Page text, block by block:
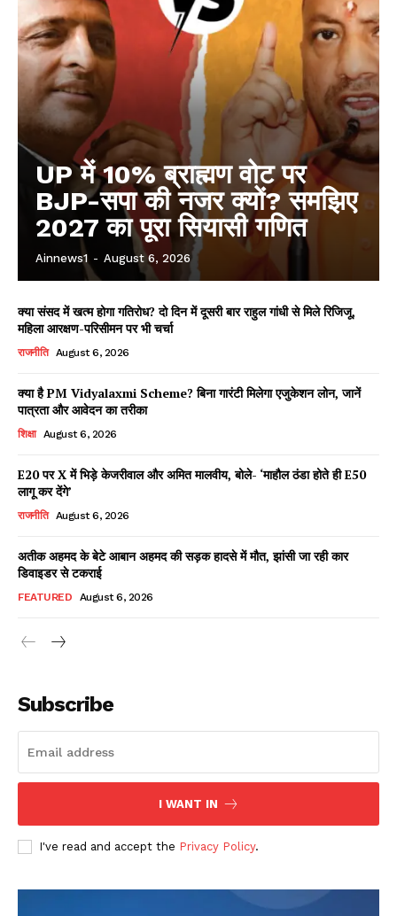
Facebook
Read Latest News on AIN
NEWS 1 App
UP में 10% ब्राह्मण वोट पर
BJP-सपा की नजर क्यों? समझिए
2027 का पूरा सियासी गणित
Ainnews1 - August 6, 2026
क्या संसद में खत्म होगा गतिरोध? दो दिन में दूसरी बार राहुल गांधी से मिले रिजिजू,
महिला आरक्षण-परिसीमन पर भी चर्चा
राजनीति August 6, 2026
क्या है PM Vidyalaxmi Scheme? बिना गारंटी मिलेगा एजुकेशन लोन, जानें
पात्रता और आवेदन का तरीका
शिक्षा August 6, 2026
E20 पर X में भिड़े केजरीवाल और अमित मालवीय, बोले- ‘माहौल ठंडा होते ही E50
लागू कर देंगे’
राजनीति August 6, 2026
अतीक अहमद के बेटे आबान अहमद की सड़क हादसे में मौत, झांसी जा रही कार
डिवाइडर से टकराई
FEATURED August 6, 2026
Subscribe
I WANT IN
I've read and accept the Privacy Policy.